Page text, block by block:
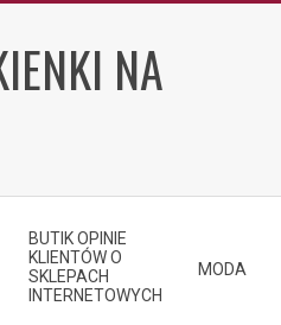
NA
BUTIK OPINIE
KLIENTÓW O
SKLEPACH
INTERNETOWYCH
MODA